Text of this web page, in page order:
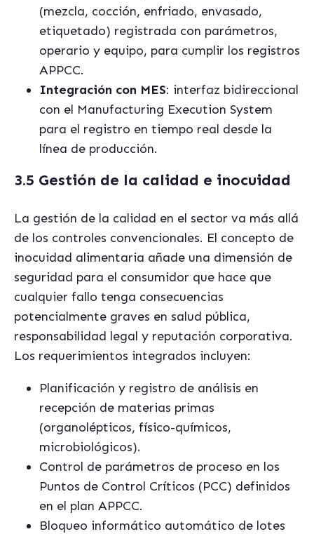
(mezcla, cocción, enfriado, envasado,
etiquetado) registrada con parámetros,
operario y equipo, para cumplir los registros
APPCC.
Integración con MES: interfaz bidireccional
con el Manufacturing Execution System
para el registro en tiempo real desde la
línea de producción.
3.5 Gestión de la calidad e inocuidad
La gestión de la calidad en el sector va más allá
de los controles convencionales. El concepto de
inocuidad alimentaria añade una dimensión de
seguridad para el consumidor que hace que
cualquier fallo tenga consecuencias
potencialmente graves en salud pública,
responsabilidad legal y reputación corporativa.
Los requerimientos integrados incluyen:
Planificación y registro de análisis en
recepción de materias primas
(organolépticos, físico-químicos,
microbiológicos).
Control de parámetros de proceso en los
Puntos de Control Críticos (PCC) definidos
en el plan APPCC.
Bloqueo informático automático de lotes